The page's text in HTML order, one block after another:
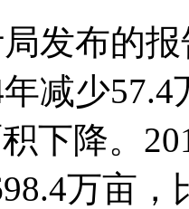
布的报
减少
下降。
万亩，